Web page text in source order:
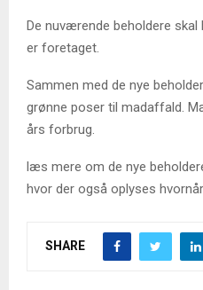
De nuværende beholdere
er foretaget.
Sammen med de nye
grønne poser til madaffald.
års forbrug.
læs mere om de nye
hvor der også oplyses
SHARE